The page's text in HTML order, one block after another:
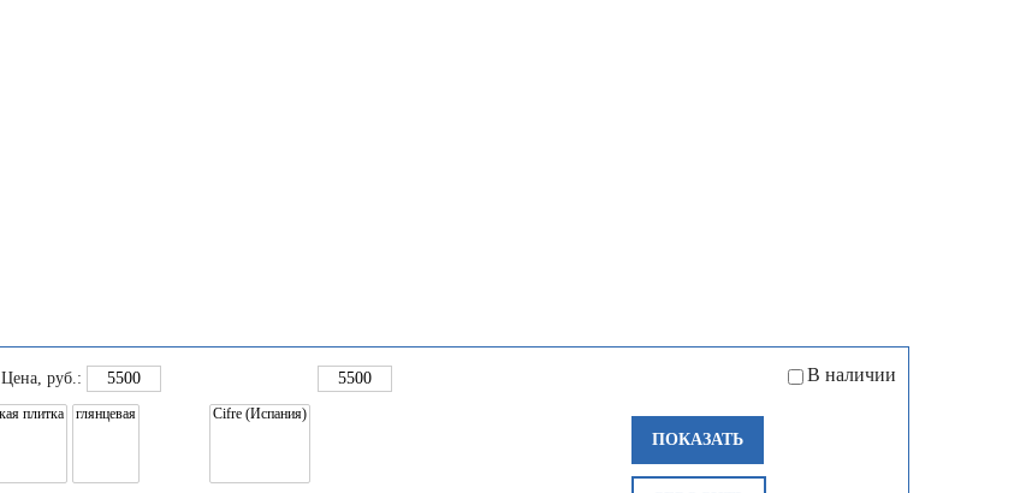
Цена, руб.: В наличии
ПОКАЗАТЬ